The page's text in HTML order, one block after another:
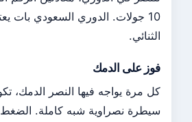
10 جولات. الدوري السعودي بات
الثنائي.
فوز على الدمك
كل مرة يواجه فيها النصر الدمك،
سيطرة نصراوية شبه كاملة. الضغط